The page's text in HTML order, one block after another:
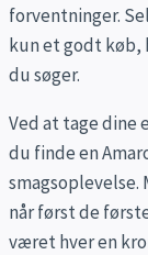
forventninger.
kun et godt køb,
du søger.
Ved at tage dine
du finde en
smagsoplevelse.
når først de
været hver en